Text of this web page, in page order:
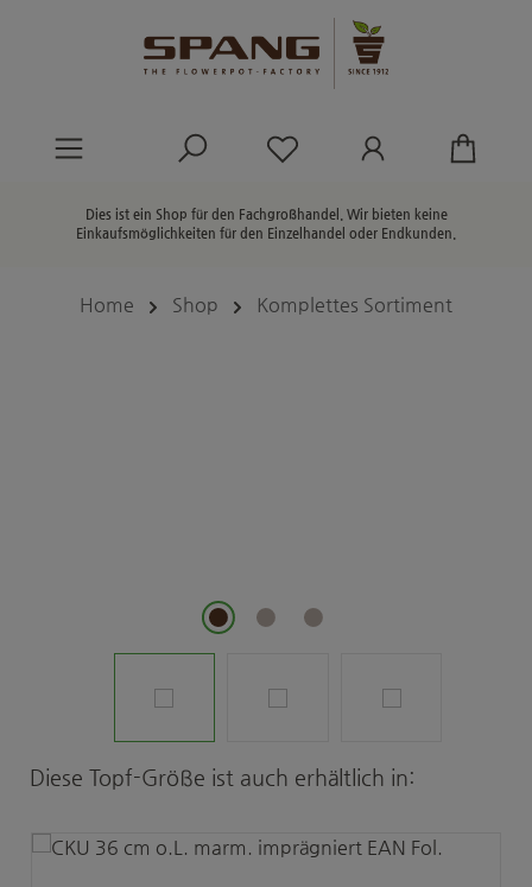
Du hast 0 Produkte
Dies ist ein Shop für den Fachgroßhandel. Wir bieten keine
Einkaufsmöglichkeiten für den Einzelhandel oder Endkunden.
Home Shop Komplettes Sortiment
Produktgalerie überspringen
Diese Topf-Größe ist auch erhältlich in: